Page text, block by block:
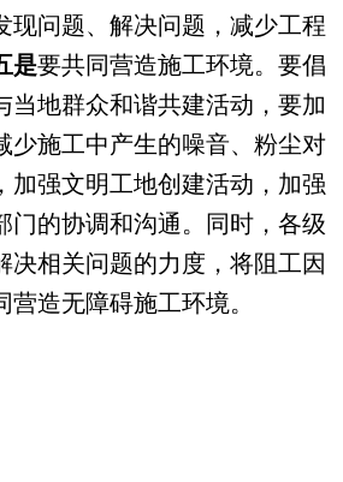
现问题、解决问题，减少工程
是要共同营造施工环境。要倡
当地群众和谐共建活动，要加
少施工中产生的噪音、粉尘对
加强文明工地创建活动，加强
门的协调和沟通。同时，各级
决相关问题的力度，将阻工因
造无障碍施工环境。